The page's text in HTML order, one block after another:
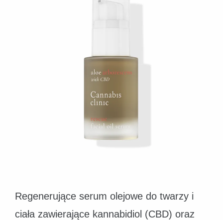
Regenerujące serum olejowe do twarzy i
ciała zawierające kannabidiol (CBD) oraz